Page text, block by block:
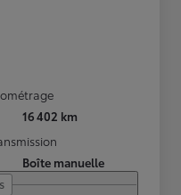
16 402 km
Boîte manuelle